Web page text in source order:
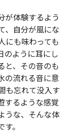
が体験するよう
、自分が風にな
にも味わっても
のように耳にし
と、その音のも
の流れる音に意
も忘れて没入す
するような感覚
うな、そんな体
。